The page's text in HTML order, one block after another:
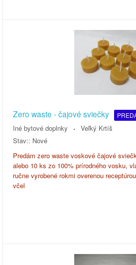
Zero waste - čajové sviečky
Iné bytové doplnky
Veľký Krtíš
Stav:: Nové
Predám zero waste voskové čajové
alebo 10 ks zo 100% prírodného vosku,
ručne vyrobené rokmi overenou
včel